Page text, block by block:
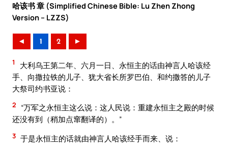
哈该书 章 (Simplified Chinese Bible: Lu Zhen Zhong
Version – LZZS)
◄ 1 2 ►
1
大利乌王第二年、六月一日、永恒主的话由神言人哈该经
手、向撒拉铁的儿子、犹大省长所罗巴伯、和约撒答的儿子
大祭司约书亚说：
2
“万军之永恒主这么说：这人民说：重建永恒主之殿的时候
还没有到（稍加点窜翻译的）。”
3 于是永恒主的话就由神言人哈该经手而来、说：